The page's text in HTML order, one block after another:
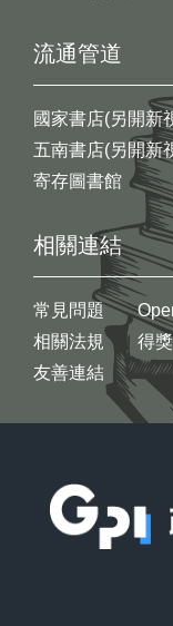
流通管道
國家書店(另開新
五南書店(另開新
寄存圖書館
相關連結
常見問題
相關法規
友善連結
得